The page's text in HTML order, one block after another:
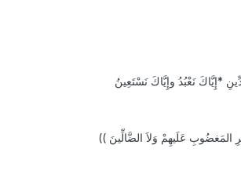
*إِيَّاكَ نَعْبُدُ وإِيَّاكَ نَسْتَعِينُ
المَغضُوبِ عَلَيهِمْ وَلاَ الضَّالِّينَ ))